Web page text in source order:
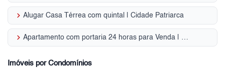
keyboard_arrow_right Alugar Casa Térrea com quintal | Cidade Patriarca
keyboard_arrow_right Apartamento com portaria 24 horas para Venda | Cidade Patriarca
Imóveis por Condomínios